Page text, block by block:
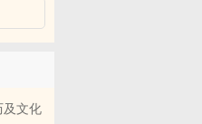
文化